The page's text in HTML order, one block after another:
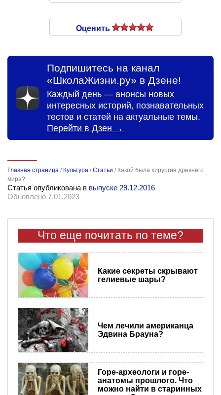
Оценить
Подпишитесь на канал
«ШколаЖизни.ру» в Дзене!
Каждый день — анонсы новых
интересных историй, познавательных
тестов и статей на актуальные темы.
Перейти в Дзен →
Главная страница / Культура /Статьи / Какой была хирургия древнего
мира?
Статья опубликована в выпуске 29.12.2016
Обновлено 7.01.2023
Что еще почитать по теме?
Какие секреты скрывают
гелиевые шары?
Чем лечили американца
Эдвина Брауна?
Горе-археологи и горе-
анатомы прошлого. Что
можно найти в старинных